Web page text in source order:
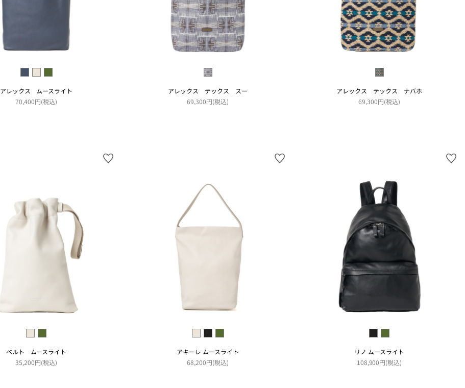
アレックス ムースライト
70,400円(税込)
アレックス テックス スー
69,300円(税込)
アレックス テックス ナバホ
69,300円(税込)
ベルト ムースライト
35,200円(税込)
アキーレ ムースライト
68,200円(税込)
リノ ムースライト
108,900円(税込)